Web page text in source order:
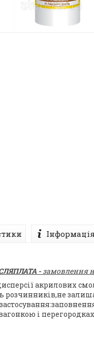
- замовлення
акрилових
розчинників,не
і